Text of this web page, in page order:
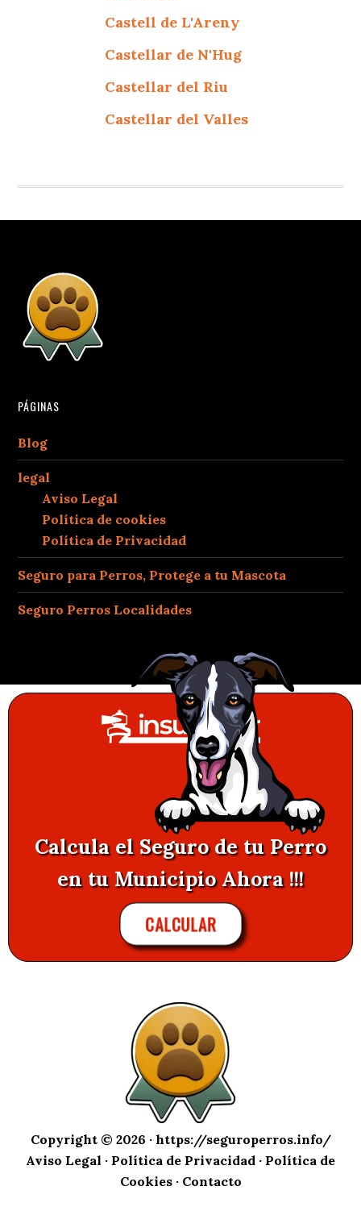
Castell de L'Areny
Castellar de N'Hug
Castellar del Riu
Castellar del Valles
PÁGINAS
Blog
legal
Aviso Legal
Política de cookies
Política de Privacidad
Seguro para Perros, Protege a tu Mascota
Seguro Perros Localidades
Calcula el Seguro de tu Perro
en tu Municipio Ahora !!!
CALCULAR
Copyright © 2026 · https://seguroperros.info/
Aviso Legal · Política de Privacidad · Política de
Cookies· Contacto